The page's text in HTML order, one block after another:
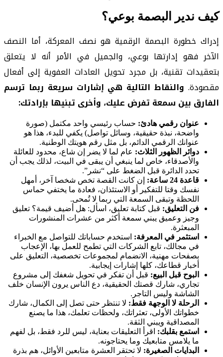
كيف ندير البصمة بوعي؟
إدراك خطورة البصمة الرقمية هو نصف المعركة، أما النصف
الآخر فهو إدارتها بوعي، والجميل في الأمر أنه لا يتعلق
بتعقيدات تقنية، بل مجرد تحويل العادات العفوية إلى أفعال
مقصودة. والنقاط التالية هي إشارات سريعة ربما ترسم
الفارق بين سمعة تفرض عليك، وأخرى تبنيها بإرادتك:
عنوان رقمي هادئ: حساب رئيسي واحد مكتمل (صورة
واضحة، نبذة حقيقية، وسائل تواصل) يكفي للبدء، هذا هو
عنوانك الرقمي الدائم، بل مثل رقم هويتك الوطنية.
دوائر الظهور الثلاث: عام لما لا يضر إن شاع، محدود للعائلة
والأصدقاء، خاص لما ينبغي أن يبقى في البيت، لذلك يجب أن
تحدد الدائرة قبل الضغط على “نشر”.
قاعدة 24 ساعة:
إن كانت القصة تخص شخصا آخر، أمهل
نفسك وقتا للتفكير أو الاستئذان، فعادة ما يختفي حماس
اللحظة وتبقى السمعة التي ربما لا تُمحى.
فن التعليق: قبل كتابة تعليق، اسأل: هل أضيف قيمة؟ تعليق
وجيز وعميق يبني سمعة أكثر من عشرات المنشورات
المبعثرة.
استثمر في المعرفة: استخدم حساباتك للتواصل مع الخبراء
في مجالك، تابع الشركات التي تطمح للعمل بها، الإعجاب
بصفحات مهنية، الانضمام لمجموعات تخصصية، التعليق على
أخبار قطاعك، كلها إشارات إيجابية.
البوح قبل البيع: قبل أن تفكر في تحويل شغفك إلى مشروع
تجاري، شارك قصتك الحقيقية، دع الناس يرون الإنسان خلف
الشاشة وليس التاجر.
الرحلة لا الوجهة فقط: لا تنتظر حتى تصل إلى الكمال، شارك
خطواتك الأولى، تعثراتك، ولحظات تعلمك، هذا ما يصنع
المصداقية ويبني الثقة.
استمع بقلبك: اقرأ التعليقات بعناية، ليس للرد فقط، بل لفهم
ما يلامس متابعيك وما يحتاجونه.
البدايات الصغيرة: لا تحتقر العشرة متابعين الأوائل، هم بذرة